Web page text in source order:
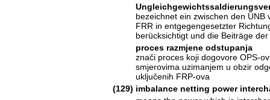
bezeichnet ein zwischen den
FRR in entgegengesetzter
berücksichtigt und die Beiträge
proces razmjene odstupanja
znači proces koji dogovore OPS-
smjerovima uzimanjem u obzir
uključenih FRP-ova
(129) imbalance netting power